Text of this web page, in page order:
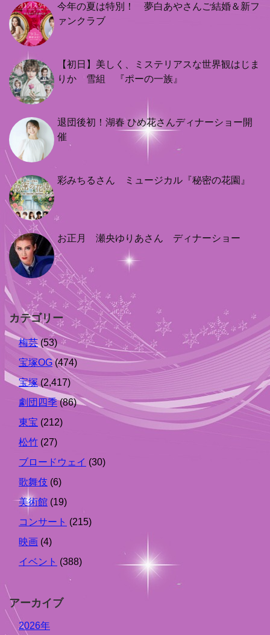
今年の夏は特別！ 夢白あやさんご結婚＆新フ
ァンクラブ
【初日】美しく、ミステリアスな世界観はじま
りか 雪組 『ポーの一族』
退団後初！湖春 ひめ花さんディナーショー開
催
彩みちるさん ミュージカル『秘密の花園』
お正月 瀬央ゆりあさん ディナーショー
カテゴリー
梅芸(53)
宝塚OG(474)
宝塚 (2,417)
劇団四季(86)
東宝 (212)
松竹 (27)
ブロードウェイ (30)
歌舞伎 (6)
美術館 (19)
コンサート (215)
映画 (4)
イベント (388)
アーカイブ
2026年